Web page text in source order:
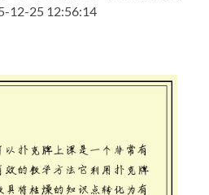
12-25 12:56:14